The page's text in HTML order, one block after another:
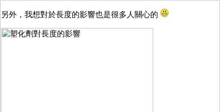
另外，我想對於長度的影響也是很多人關心的